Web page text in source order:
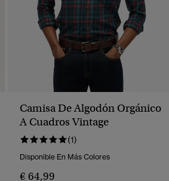
Camisa De Algodón Orgánico
A Cuadros Vintage
(1)
Disponible En Más Colores
€ 64,99